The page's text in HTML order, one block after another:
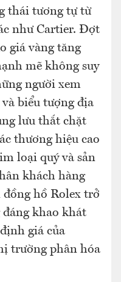
thái tương tự từ
như Cartier. Đợt
giá vàng tăng
mẽ không suy
người xem
biểu tượng địa
lưu thắt chặt
thương hiệu cao
loại quý và sản
khách hàng
hồ Rolex trở
đáng khao khát
giá của
trường phân hóa